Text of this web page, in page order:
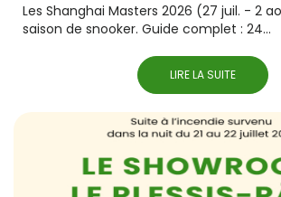
Les Shanghai Masters 2026 (27 juil. - 2
saison de snooker. Guide complet : 24...
LIRE LA SUITE